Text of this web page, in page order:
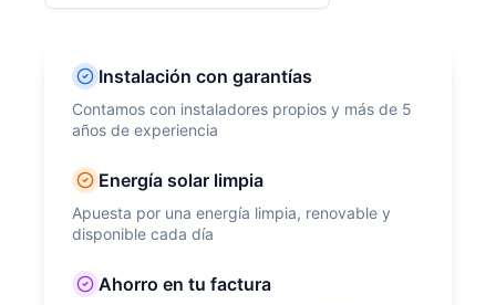
Instalación con garantías
Contamos con instaladores propios y más de 5
años de experiencia
Energía solar limpia
Apuesta por una energía limpia, renovable y
disponible cada día
Ahorro en tu factura